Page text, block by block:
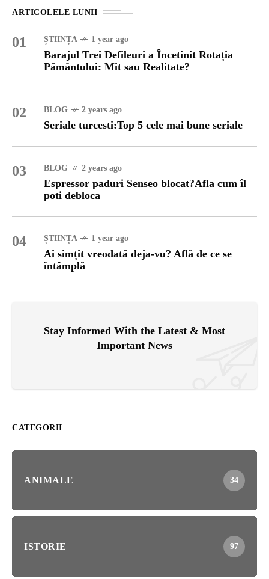
ARTICOLELE LUNII
01 ȘTIINȚA 1 year ago
Barajul Trei Defileuri a Încetinit Rotația
Pământului: Mit sau Realitate?
02 BLOG 2 years ago
Seriale turcesti:Top 5 cele mai bune seriale
03 BLOG 2 years ago
Espressor paduri Senseo blocat?Afla cum îl
poti debloca
04 ȘTIINȚA 1 year ago
Ai simțit vreodată deja-vu? Află de ce se
întâmplă
Stay Informed With the Latest & Most
Important News
CATEGORII
ANIMALE 34
ISTORIE 97